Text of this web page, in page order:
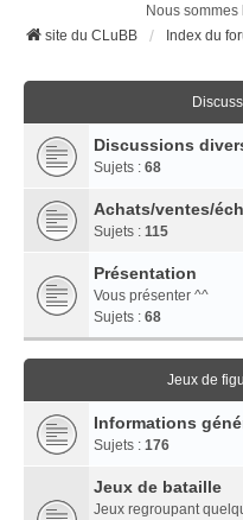
Nous
site du CLuBB
Index du
Discussions
Sujets : 68
Achats/ventes/
Sujets : 115
Présentation
Vous présenter ^^
Sujets : 68
Jeux de
Informations
Sujets : 176
Jeux de bataille
Jeux regroupant